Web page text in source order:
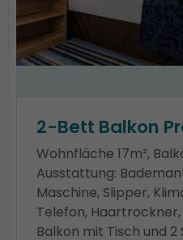
2-Bett Balkon
Wohnfläche 17m²,
Ausstattung:
Maschine, Slipper,
Telefon,
Balkon mit Tisch und 2